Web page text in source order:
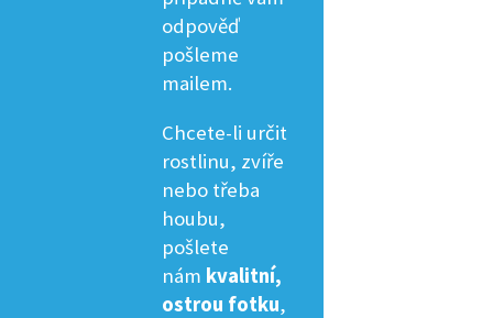
odpověď
pošleme
mailem.
Chcete-li určit
rostlinu, zvíře
nebo třeba
houbu,
pošlete
nám kvalitní,
ostrou fotku,